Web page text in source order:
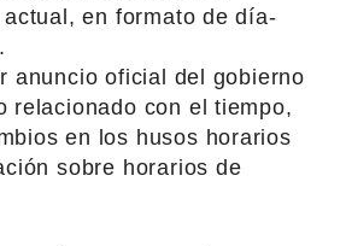
actual, en formato de día-
anuncio oficial del gobierno
relacionado con el tiempo,
en los husos horarios
sobre horarios de